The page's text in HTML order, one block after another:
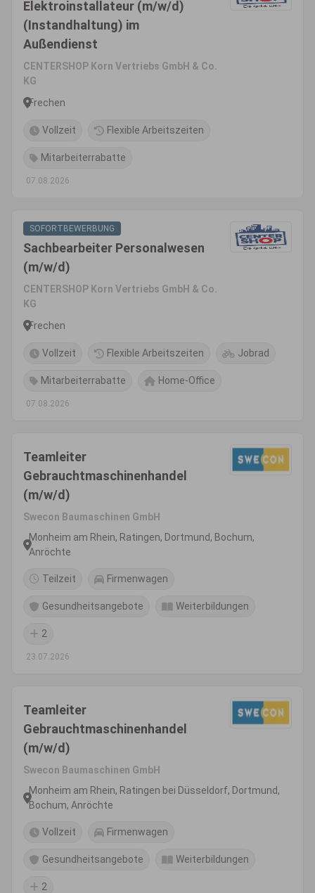
Elektroinstallateur (m/w/d)
(Instandhaltung) im
Außendienst
CENTERSHOP Korn Vertriebs GmbH & Co.
KG
Frechen
Vollzeit Flexible Arbeitszeiten
Mitarbeiterrabatte
07.08.2026
SOFORTBEWERBUNG
Sachbearbeiter Personalwesen
(m/w/d)
CENTERSHOP Korn Vertriebs GmbH & Co.
KG
Frechen
Vollzeit Flexible Arbeitszeiten Jobrad
Mitarbeiterrabatte Home-Office
07.08.2026
Teamleiter
Gebrauchtmaschinenhandel
(m/w/d)
Swecon Baumaschinen GmbH
Monheim am Rhein, Ratingen, Dortmund, Bochum,
Anröchte
Teilzeit Firmenwagen
Gesundheitsangebote Weiterbildungen
2
23.07.2026
Teamleiter
Gebrauchtmaschinenhandel
(m/w/d)
Swecon Baumaschinen GmbH
Monheim am Rhein, Ratingen bei Düsseldorf, Dortmund,
Bochum, Anröchte
Vollzeit Firmenwagen
Gesundheitsangebote Weiterbildungen
2